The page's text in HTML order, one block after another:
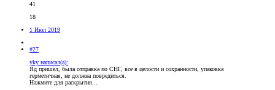
41
18
1 Июл 2019
#27
yky написал(а):
Яд пришёл, была отправка по СНГ, все в целости и сохранности, упаковка
герметичная, не должна повредиться.
Нажмите для раскрытия...